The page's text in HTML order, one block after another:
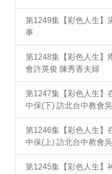
第1249集【彩色人生】
事
第1248集【彩色人生】
會許英俊 陳秀香夫婦
第1247集【彩色人生】
中保(下) 訪北台中教會
第1246集【彩色人生】
中保(上) 訪北台中教會
第1245集【彩色人生】